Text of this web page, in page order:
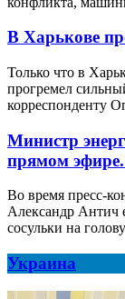
В Харькове
Только что в
прогремел
корреспонденту
Министр
прямом
Во время пресс-
Александр Антич
сосульки на
Украина